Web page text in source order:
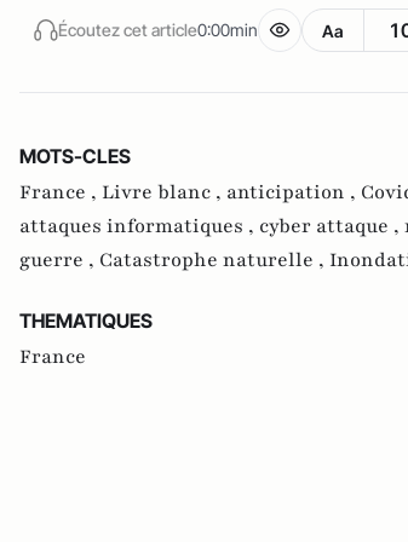
Écoutez cet article0:00min Aa
MOTS-CLES
France , Livre blanc , anticipation ,
attaques informatiques , cyber attaque ,
guerre , Catastrophe naturelle ,
THEMATIQUES
France